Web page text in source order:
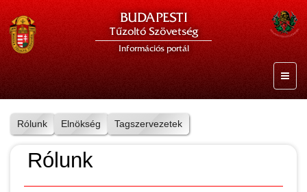
BUDAPESTI
Tűzoltó Szövetség
Információs portál
Rólunk Elnökség Tagszervezetek
Rólunk